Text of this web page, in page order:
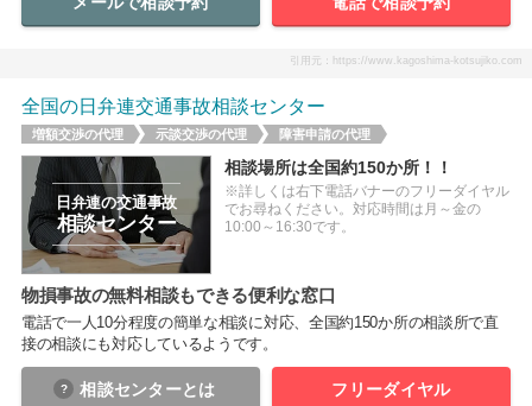
引用元：https://www.kagoshima-kotsujiko.com
全国の日弁連交通事故相談センター
増額交渉の代理 示談交渉の代理 障害申請の代理
日弁連の交通事故
相談センター
相談場所は全国約150か所！！
※詳しくは右下電話バナーのフリーダイヤル
でお尋ねください。対応時間は月～金の
10:00～16:30です。
物損事故の無料相談もできる便利な窓口
電話で一人10分程度の簡単な相談に対応、全国約150か所の相談所で直
接の相談にも対応しているようです。
相談センターとは フリーダイヤル